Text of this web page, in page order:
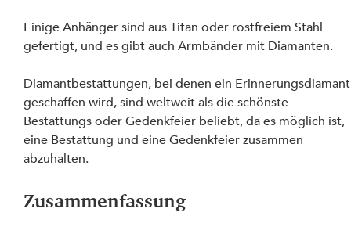
Einige Anhänger sind aus Titan oder rostfreiem Stahl
gefertigt, und es gibt auch Armbänder mit Diamanten.
Diamantbestattungen, bei denen ein
geschaffen wird, sind weltweit als die schönste
Bestattungs oder Gedenkfeier beliebt, da es möglich ist,
eine Bestattung und eine Gedenkfeier zusammen
abzuhalten.
Zusammenfassung